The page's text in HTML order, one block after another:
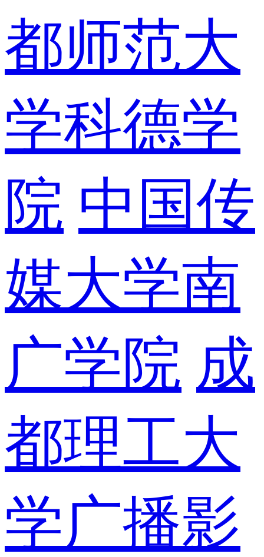
都师范大
学科德学
院 中国传
媒大学南
广学院 成
都理工大
学广播影